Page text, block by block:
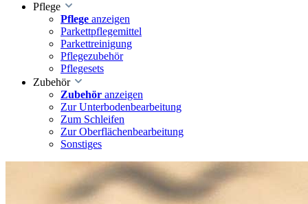
Pflege
Pflege anzeigen
Parkettpflegemittel
Parkettreinigung
Pflegezubehör
Pflegesets
Zubehör
Zubehör anzeigen
Zur Unterbodenbearbeitung
Zum Schleifen
Zur Oberflächenbearbeitung
Sonstiges